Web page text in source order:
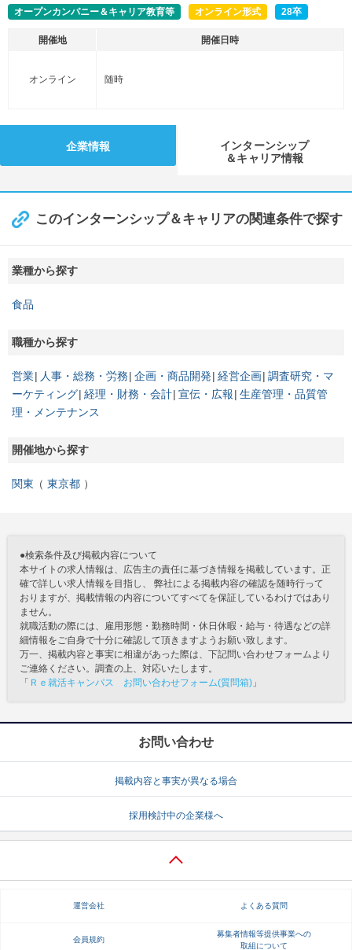
オープンカンパニー＆キャリア教育等 オンライン形式 28卒
開催地 開催日時
オンライン 随時
企業情報
インターンシップ
＆キャリア情報
このインターンシップ＆キャリアの関連条件で探す
業種から探す
食品
職種から探す
営業 人事・総務・労務 企画・商品開発 経営企画 調査研究・マ
ーケティング 経理・財務・会計 宣伝・広報 生産管理・品質管
理・メンテナンス
開催地から探す
関東 東京都
●検索条件及び掲載内容について
本サイトの求人情報は、広告主の責任に基づき情報を掲載しています。正
確で詳しい求人情報を目指し、 弊社による掲載内容の確認を随時行って
おりますが、掲載情報の内容についてすべてを保証しているわけではあり
ません。
就職活動の際には、雇用形態・勤務時間・休日休暇・給与・待遇などの詳
細情報をご自身で十分に確認して頂きますようお願い致します。
万一、掲載内容と事実に相違があった際は、下記問い合わせフォームより
ご連絡ください。調査の上、対応いたします。
「 Ｒｅ就活キャンパス お問い合わせフォーム(質問箱) 」
お問い合わせ
掲載内容と事実が異なる場合
採用検討中の企業様へ
運営会社 よくある質問
会員規約
募集者情報等提供事業への
取組について